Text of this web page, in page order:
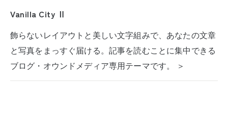
Vanilla City Ⅱ
飾らないレイアウトと美しい文字組みで、あなたの文章
と写真をまっすぐ届ける。記事を読むことに集中できる
ブログ・オウンドメディア専用テーマです。 ＞